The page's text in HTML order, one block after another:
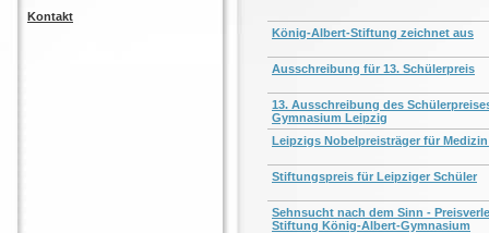
Kontakt
König-Albert-Stiftung zeichnet aus
Ausschreibung für 13. Schülerpreis
13. Ausschreibung des
Gymnasium Leipzig
Leipzigs Nobelpreis­träger für Medizin
Stiftungspreis für Leipziger Schüler
Sehnsucht nach dem Sinn -
Stiftung König-Albert-Gymnasium